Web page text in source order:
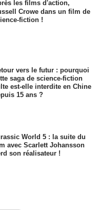
les films d'action,
Crowe dans un film de
fiction !
vers le futur : pourquoi
saga de science-fiction
est-elle interdite en Chine
15 ans ?
World 5 : la suite du
avec Scarlett Johansson
son réalisateur !